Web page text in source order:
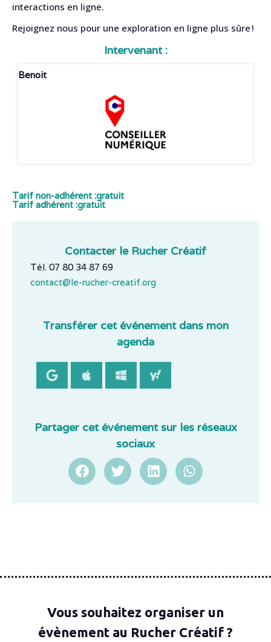
interactions en ligne.
Rejoignez nous pour une exploration en ligne plus sûre !
Intervenant :
Benoit
Tarif non-adhérent :gratuit
Tarif adhérent :gratuit
Contacter le Rucher Créatif
Tél. 07 80 34 87 69
contact@le-rucher-creatif.org
Transférer cet événement dans mon
agenda
Partager cet événement sur les réseaux
sociaux
Vous souhaitez organiser un
évènement au Rucher Créatif ?